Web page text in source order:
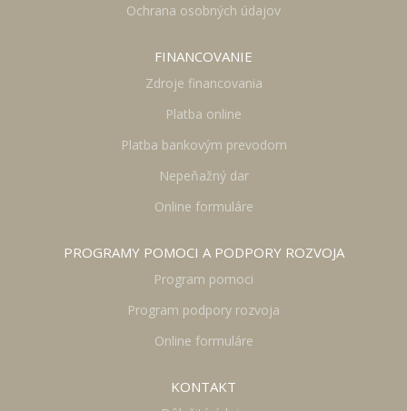
Ochrana osobných údajov
FINANCOVANIE
Zdroje financovania
Platba online
Platba bankovým prevodom
Nepeňažný dar
Online formuláre
PROGRAMY POMOCI A PODPORY ROZVOJA
Program pomoci
Program podpory rozvoja
Online formuláre
KONTAKT